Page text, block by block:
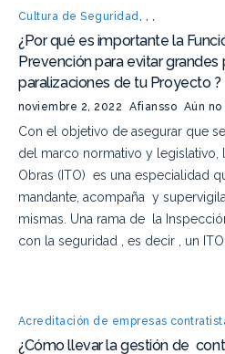
Cultura de Seguridad, , ,
¿Por qué es importante la
Prevención para evitar
paralizaciones de tu Proyecto ?
noviembre 2, 2022 Afiansso Aún
Con el objetivo de asegurar que
del marco normativo y legislativo,
Obras (ITO) es una especialidad
mandante, acompaña y
mismas. Una rama de la
con la seguridad , es decir , un ITO
Acreditación de empresas
¿Cómo llevar la gestión de